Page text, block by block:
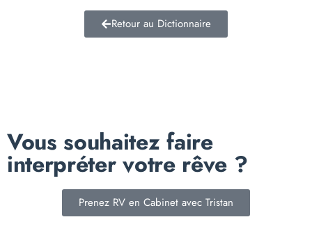
Retour au Dictionnaire
Vous souhaitez faire
interpréter votre rêve ?
Prenez RV en Cabinet avec Tristan